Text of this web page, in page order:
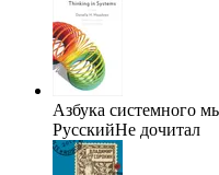
Азбука системного
РусскийНе дочитал